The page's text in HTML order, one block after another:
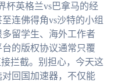
杯英格兰vs巴拿马的经
连佛得角vs沙特的小组
留学生、海外工作者
的版权协议通常只覆
拦截。别担心，今天这
回国加速器，不仅能